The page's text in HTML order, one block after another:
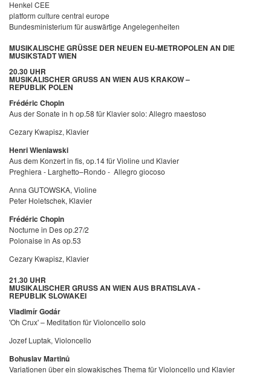
Henkel CEE
platform culture central europe
Bundesministerium für auswärtige Angelegenheiten
MUSIKALISCHE GRÜSSE DER NEUEN EU-METROPOLEN AN DIE M
USIKSTADT WIEN
20.30 UHR
MUSIKALISCHER GRUSS AN WIEN AUS KRAKOW –
REPUBLIK POLEN
Frédéric Chopin
Aus der Sonate in h op.58 für Klavier solo: Allegro maestoso
Cezary Kwapisz, Klavier
Henri Wieniawski
Aus dem Konzert in fis, op.14 für Violine und Klavier
Preghiera - Larghetto–Rondo - Allegro giocoso
Anna GUTOWSKA, Violine
Peter Holetschek, Klavier
Frédéric Chopin
Nocturne in Des op.27/2
Polonaise in As op.53
Cezary Kwapisz, Klavier
21.30 UHR
MUSIKALISCHER GRUSS AN WIEN AUS BRATISLAVA -
REPUBLIK SLOWAKEI
Vladimír Godár
'Oh Crux' – Meditation für Violoncello solo
Jozef Luptak, Violoncello
Bohuslav Martinů
Variationen über ein slowakisches Thema für Violoncello und Klavier